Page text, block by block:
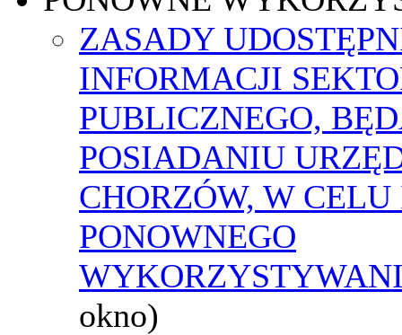
ZASADY
INFORMACJI
PUBLICZNEGO,
POSIADANIU
CHORZÓW, W
PONOWNEGO
okno)